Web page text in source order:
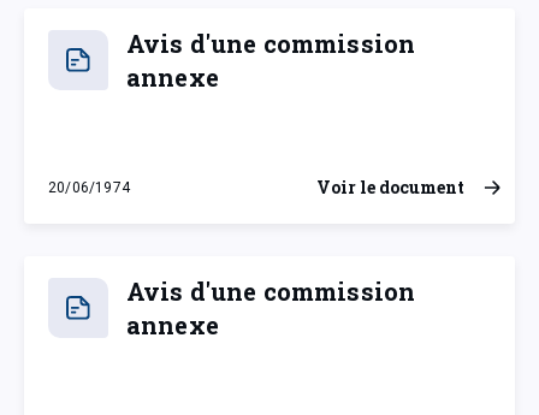
Avis d'une commission
annexe
20/06/1974
jeudi 20 juin 1974
Voir le document
Avis d'une commission
annexe